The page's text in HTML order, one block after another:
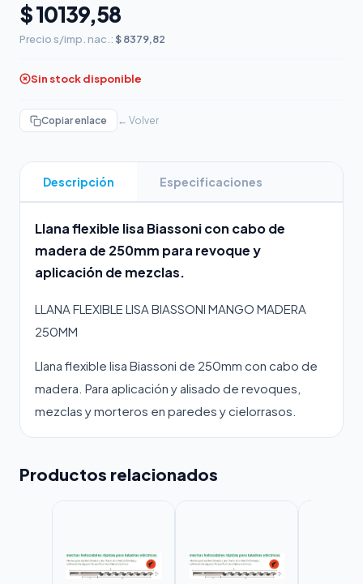
$ 10139,58
Precio s/imp. nac.: $ 8379,82
Sin stock disponible
Copiar enlace ← Volver
Descripción Especificaciones
Llana flexible lisa Biassoni con cabo de
madera de 250mm para revoque y
aplicación de mezclas.
LLANA FLEXIBLE LISA BIASSONI MANGO MADERA
250MM
Llana flexible lisa Biassoni de 250mm con cabo de
madera. Para aplicación y alisado de revoques,
mezclas y morteros en paredes y cielorrasos.
Productos relacionados